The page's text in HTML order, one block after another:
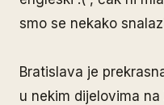
smo se nekako
Bratislava je
u nekim dijelovima